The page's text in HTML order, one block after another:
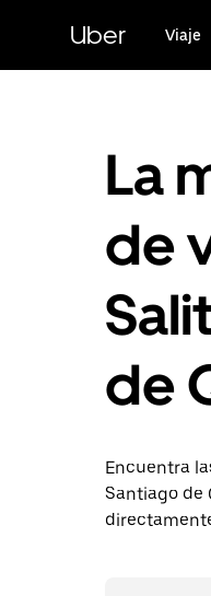
contenido
principal
Uber Viaje
La
de
de
Encuentra
Santiago de